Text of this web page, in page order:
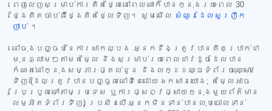
ពេញលេញសម្រាប់ការគិតថ្លៃនៅពេលណាក៏បានក្នុងរយៈពេល 30
ថ្ងៃគិតចាប់ពីថ្ងៃគិតថ្លៃទិញ។ សូមមើល សំណួរដែលសួរញឹក
ញាប់ ។
នៅចុងបញ្ចប់នៃការសាកល្បង អ្នកនឹងត្រូវបានគិតប្រាក់ជា
មុនភ្លាមៗតាមតម្លៃ និងសម្រាប់រយៈពេលជាវដូចដែលបាន
កំណត់នៅក្នុងសម្ភារៈផ្តល់ជូន និងលក្ខខណ្ឌទំព័រចុះឈ្មោះ/
ទិញ (ដែលត្រូវបានបញ្ចូលនៅទីនេះដោយឯកសារយោង; តម្លៃអាច
ប្រែប្រួលទៅតាមប្រទេស ឬការផ្សព្វផ្សាយក្នុងមួយព័ត៌មាន
លម្អិតទំព័រទិញ) ប្រសិនបើអ្នកមិនទាន់បានលុបចោលទាន់